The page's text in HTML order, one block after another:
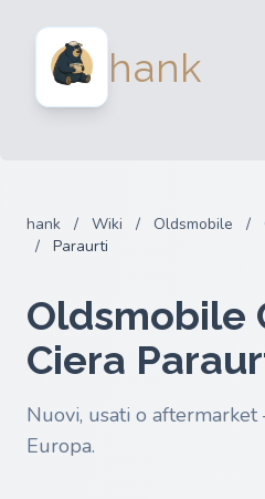
hankPer
hank / Wiki / Oldsmobile /
/
Paraurti
Oldsmobile
Ciera
Nuovi, usati o
Europa.